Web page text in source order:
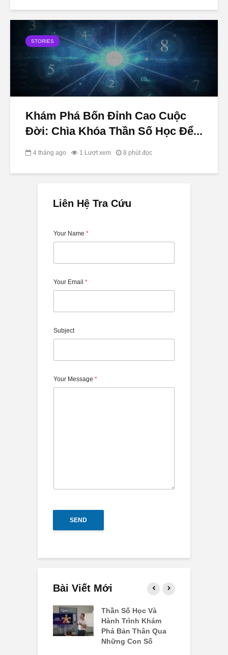
STORIES
Khám Phá Bốn Đỉnh Cao Cuộc
Đời: Chìa Khóa Thần Số Học Để...
4 tháng ago 1 Lượt xem 8 phút đọc
Liên Hệ Tra Cứu
Your Name *
Your Email *
Subject
Your Message *
SEND
Bài Viết Mới
Thần Số Học Và
Hành Trình Khám
Phá Bản Thân Qua
Những Con Số